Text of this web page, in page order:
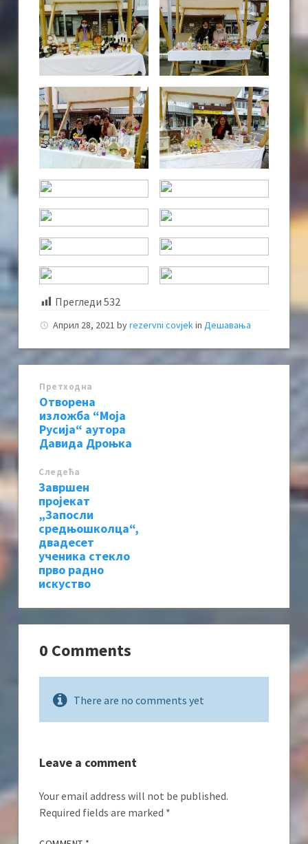
Прегледи 532
Април 28, 2021 byrezervni covjekin Дешавања
Претходна
Отворена
изложба “Моја
Русија“ аутора
Давида Дроњка
Следећa
Завршен
пројекат
„Запосли
средњошколца“,
двадесет
ученика стекло
прво радно
искуство
0 Comments
There are no comments yet
Leave a comment
Your email address will not be published.
Required fields are marked *